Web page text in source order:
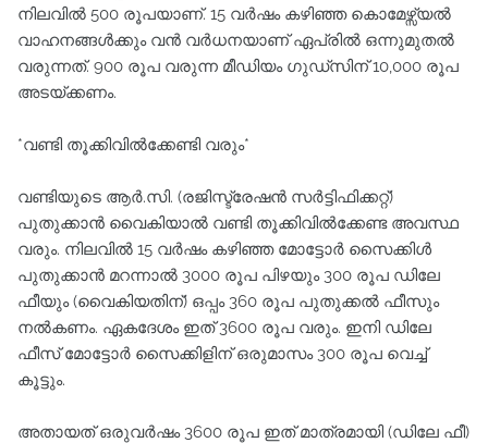
നിലവിൽ 500 രൂപയാണ്. 15 വർഷം കഴിഞ്ഞ കൊമേഴ്സ്യൽ
വാഹനങ്ങൾക്കും വൻ വർധനയാണ് ഏപ്രിൽ ഒന്നുമുതൽ
വരുന്നത്. 900 രൂപ വരുന്ന മീഡിയം ഗുഡ്സിന് 10,000 രൂപ
അടയ്ക്കണം.
*വണ്ടി തൂക്കിവിൽക്കേണ്ടി വരും*
വണ്ടിയുടെ ആർ.സി. (രജിസ്ട്രേഷൻ സർട്ടിഫിക്കറ്റ്)
പുതുക്കാൻ വൈകിയാൽ വണ്ടി തൂക്കിവിൽക്കേണ്ട അവസ്ഥ
വരും. നിലവിൽ 15 വർഷം കഴിഞ്ഞ മോട്ടോർ സൈക്കിൾ
പുതുക്കാൻ മറന്നാൽ 3000 രൂപ പിഴയും 300 രൂപ ഡിലേ
ഫീയും (വൈകിയതിന്) ഒപ്പം 360 രൂപ പുതുക്കൽ ഫീസും
നൽകണം. ഏകദേശം ഇത് 3600 രൂപ വരും. ഇനി ഡിലേ
ഫീസ് മോട്ടോർ സൈക്കിളിന് ഒരുമാസം 300 രൂപ വെച്ച്
കൂട്ടും.
അതായത് ഒരുവർഷം 3600 രൂപ ഇത് മാത്രമായി (ഡിലേ ഫീ)